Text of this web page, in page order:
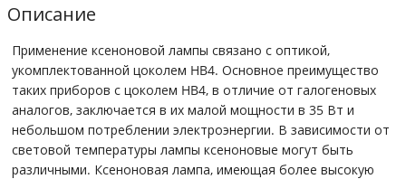
Описание
Применение ксеноновой лампы связано с оптикой,
укомплектованной цоколем HB4. Основное преимущество
таких приборов с цоколем HB4, в отличие от галогеновых
аналогов, заключается в их малой мощности в 35 Вт и
небольшом потреблении электроэнергии. В зависимости от
световой температуры лампы ксеноновые могут быть
различными. Ксеноновая лампа, имеющая более высокую